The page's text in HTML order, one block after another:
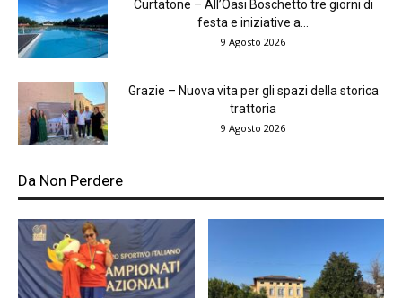
Curtatone – All’Oasi Boschetto tre giorni di
festa e iniziative a...
9 Agosto 2026
Grazie – Nuova vita per gli spazi della storica
trattoria
9 Agosto 2026
Da Non Perdere